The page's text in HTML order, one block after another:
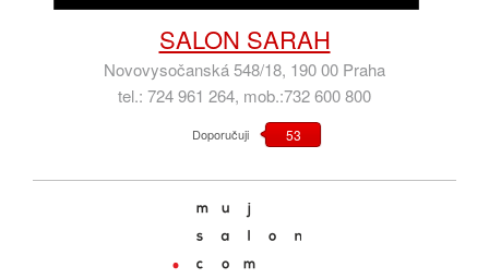
SALON SARAH
Novovysočanská 548/18, 190 00 Praha
tel.: 724 961 264, mob.:732 600 800
Doporučuji 53